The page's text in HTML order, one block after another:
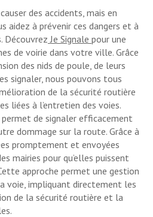
des accidents, mais en
aidez à prévenir ces dangers et à
Découvrez Je Signale pour une
de voirie dans votre ville. Grâce
des nids de poule, de leurs
signaler, nous pouvons tous
de la sécurité routière
liées à l’entretien des voies.
permet de signaler efficacement
dommage sur la route. Grâce à
promptement et envoyées
mairies pour qu’elles puissent
approche permet une gestion
voie, impliquant directement les
de la sécurité routière et la